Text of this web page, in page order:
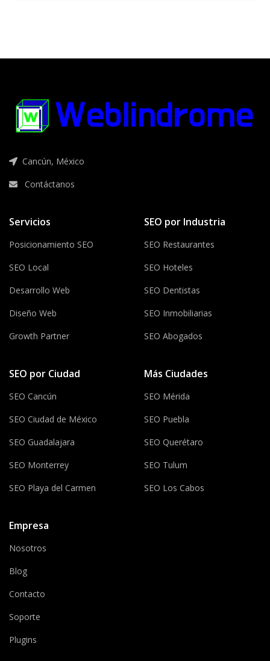
Cancún, México
Contáctanos
Servicios
Posicionamiento SEO
SEO Local
Desarrollo Web
Diseño Web
Growth Partner
SEO por Industria
SEO Restaurantes
SEO Hoteles
SEO Dentistas
SEO Inmobiliarias
SEO Abogados
SEO por Ciudad
SEO Cancún
SEO Ciudad de México
SEO Guadalajara
SEO Monterrey
SEO Playa del Carmen
Más Ciudades
SEO Mérida
SEO Puebla
SEO Querétaro
SEO Tulum
SEO Los Cabos
Empresa
Nosotros
Blog
Contacto
Soporte
Plugins